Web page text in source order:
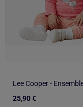
25,90 €